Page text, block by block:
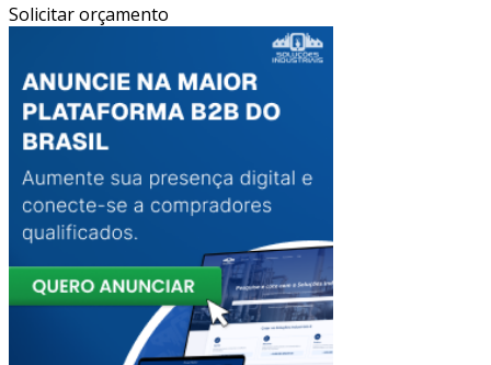
Solicitar orçamento